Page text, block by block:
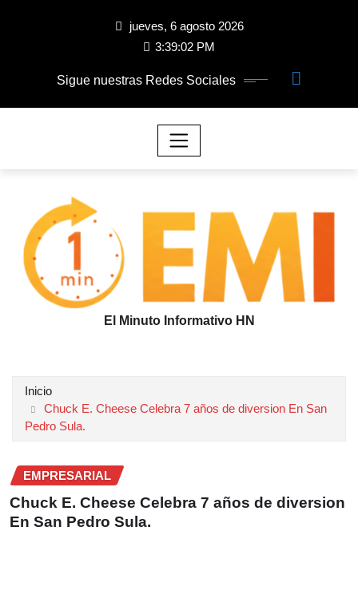
jueves, 6 agosto 2026
3:39:03 PM
Sigue nuestras Redes Sociales
El Minuto Informativo HN
Inicio
Chuck E. Cheese Celebra 7 años de diversion En San
Pedro Sula.
EMPRESARIAL
Chuck E. Cheese Celebra 7 años de diversion
En San Pedro Sula.